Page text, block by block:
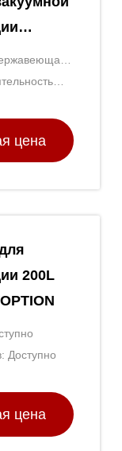
с
для
цена
200L
Доступно
Сушка тортов: Доступно
цена